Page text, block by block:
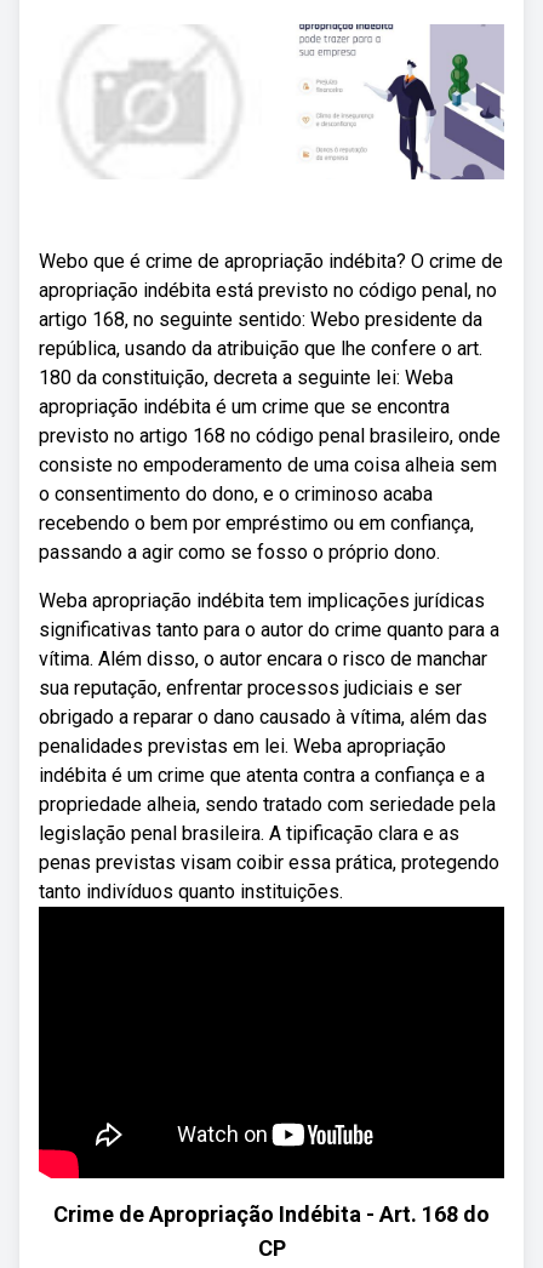
Webo que é crime de apropriação indébita? O crime de
apropriação indébita está previsto no código penal, no
artigo 168, no seguinte sentido: Webo presidente da
república, usando da atribuição que lhe confere o art.
180 da constituição, decreta a seguinte lei: Weba
apropriação indébita é um crime que se encontra
previsto no artigo 168 no código penal brasileiro, onde
consiste no empoderamento de uma coisa alheia sem
o consentimento do dono, e o criminoso acaba
recebendo o bem por empréstimo ou em confiança,
passando a agir como se fosso o próprio dono.
Weba apropriação indébita tem implicações jurídicas
significativas tanto para o autor do crime quanto para a
vítima. Além disso, o autor encara o risco de manchar
sua reputação, enfrentar processos judiciais e ser
obrigado a reparar o dano causado à vítima, além das
penalidades previstas em lei. Weba apropriação
indébita é um crime que atenta contra a confiança e a
propriedade alheia, sendo tratado com seriedade pela
legislação penal brasileira. A tipificação clara e as
penas previstas visam coibir essa prática, protegendo
tanto indivíduos quanto instituições.
Crime de Apropriação Indébita - Art. 168 do
CP